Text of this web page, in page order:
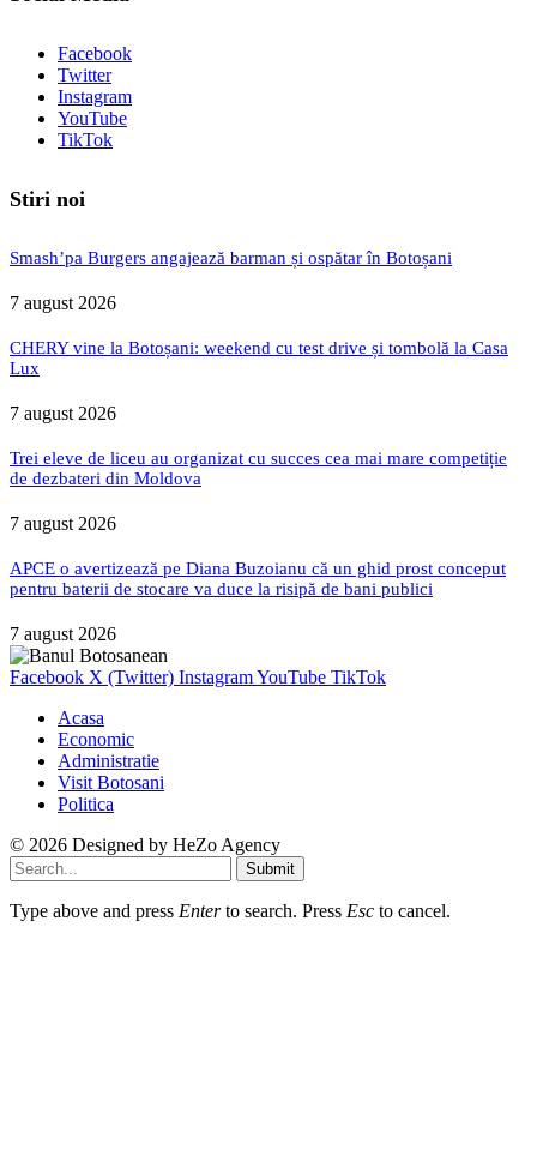
Facebook
Twitter
Instagram
YouTube
TikTok
Stiri noi
Smash’pa Burgers angajează barman și ospătar în Botoșani
7 august 2026
CHERY vine la Botoșani: weekend cu test drive și tombolă la Casa
Lux
7 august 2026
Trei eleve de liceu au organizat cu succes cea mai mare competiție
de dezbateri din Moldova
7 august 2026
APCE o avertizează pe Diana Buzoianu că un ghid prost conceput
pentru baterii de stocare va duce la risipă de bani publici
7 august 2026
Facebook X (Twitter) InstagramYouTube TikTok
Acasa
Economic
Administratie
Visit Botosani
Politica
© 2026 Designed by HeZo Agency
Submit
Type above and press Enterto search. Press Esc to cancel.